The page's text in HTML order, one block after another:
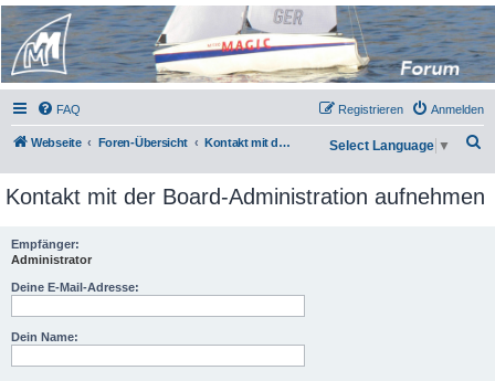
Micro Magic Forum
Deutschland
FAQ Anmelden
Registrieren
Webseite Foren-Übersicht Kontakt mit der Board-Administration aufnehmen
c
Select Language ▼
Kontakt mit der Board-Administration aufnehmen
Empfänger:
Administrator
Deine E-Mail-Adresse:
Dein Name: